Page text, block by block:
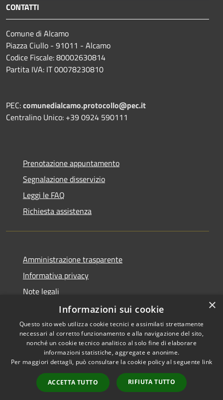
CONTATTI
Comune di Alcamo
Piazza Ciullo - 91011 - Alcamo
Codice Fiscale: 80002630814
Partita IVA: IT 00078230810
PEC:comunedialcamo.protocollo@pec.it
Centralino Unico: +39 0924 590111
Prenotazione appuntamento
Segnalazione disservizio
Leggi le FAQ
Richiesta assistenza
Amministrazione trasparente
Informativa privacy
Note legali
Dichiarazione di accessibilità
RSS
Accessibilità
Copyright © 2026 • Comune di
Alcamo • Powered by
Municipium•
Accesso
redazione
×
Informazioni sui cookie
Questo sito web utilizza cookie tecnici e assimilati strettamente
necessari al corretto funzionamento e alla navigazione del sito,
nonché un cookie tecnico analitico al solo fine di elaborare
informazioni statistiche, aggregate e anonime.
Per maggiori dettagli, può consultare la cookie policy al seguente link
ACCETTA TUTTO RIFIUTA TUTTO